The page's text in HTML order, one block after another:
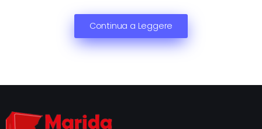
Continua a Leggere